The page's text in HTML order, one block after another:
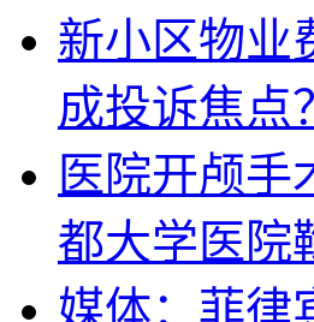
新小区物业
成投诉焦点？
医院开颅手
都大学医院
媒体：菲律